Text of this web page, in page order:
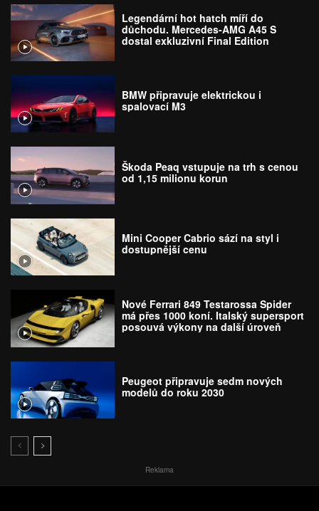
Legendární hot hatch míří do
důchodu. Mercedes-AMG A45 S
dostal exkluzivní Final Edition
BMW připravuje elektrickou i
spalovací M3
Škoda Peaq vstupuje na trh s cenou
od 1,15 milionu korun
Mini Cooper Cabrio sází na styl i
dostupnější cenu
Nové Ferrari 849 Testarossa Spider
má přes 1000 koní. Italský supersport
posouvá výkony na další úroveň
Peugeot připravuje sedm nových
modelů do roku 2030
Reklama